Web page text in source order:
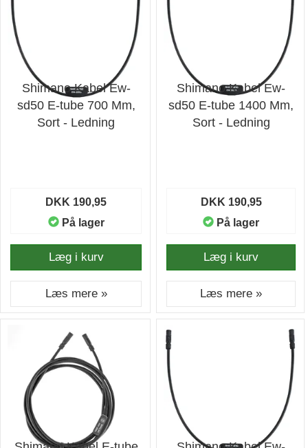
Shimano Kabel Ew-
sd50 E-tube 700 Mm,
Sort - Ledning
DKK 190,95
På lager
Læg i kurv
Læs mere »
Shimano Kabel Ew-
sd50 E-tube 1400 Mm,
Sort - Ledning
DKK 190,95
På lager
Læg i kurv
Læs mere »